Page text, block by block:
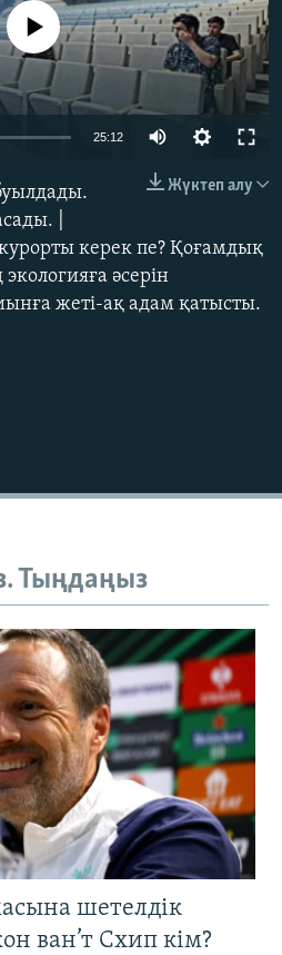
480p
currently available
25:12
480p
Жүктеп алу
|
керек пе? Қоғамдық
әсерін
жеті-ақ адам қатысты.
Тыңдаңыз
шетелдік
ван’т Схип кім?